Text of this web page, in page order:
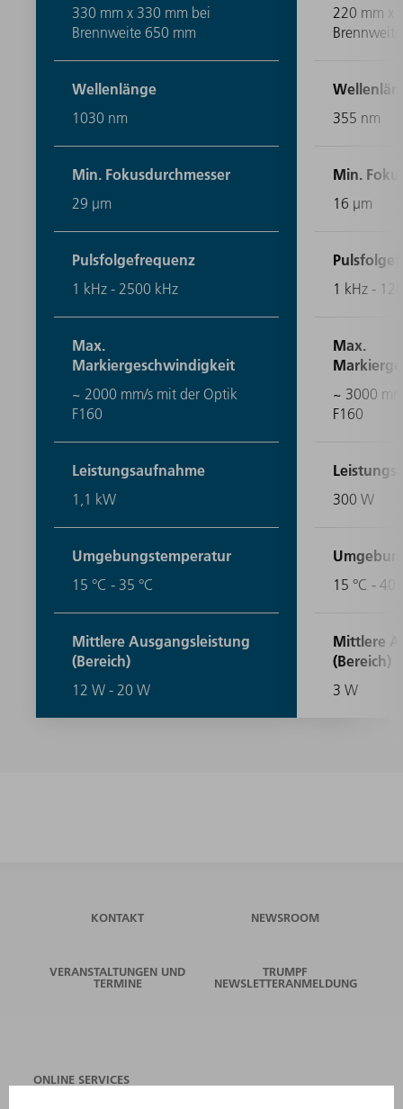
330 mm x 330 mm bei
Brennweite 650 mm
Wellenlänge
1030 nm
Min. Fokusdurchmesser
29 μm
Pulsfolgefrequenz
1 kHz - 2500 kHz
Max.
Markiergeschwindigkeit
~ 2000 mm/s mit der Optik
F160
Leistungsaufnahme
1,1 kW
Umgebungstemperatur
15 °C - 35 °C
Mittlere Ausgangsleistung
(Bereich)
12 W - 20 W
220 mm x
355 nm
Min.
16 μm
1 kHz -
Max.
~ 3000
F160
300 W
15 °C - 40
Mittlere
(Bereich)
3 W
KONTAKT NEWSROOM
VERANSTALTUNGEN UND
TERMINE
TRUMPF
NEWSLETTERANMELDUNG
ONLINE SERVICES